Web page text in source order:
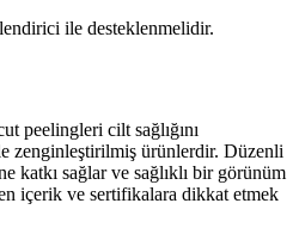
ile desteklenmelidir.
peelingleri cilt sağlığını
zenginleştirilmiş ürünlerdir. Düzenli
katkı sağlar ve sağlıklı bir görünüm
içerik ve sertifikalara dikkat etmek